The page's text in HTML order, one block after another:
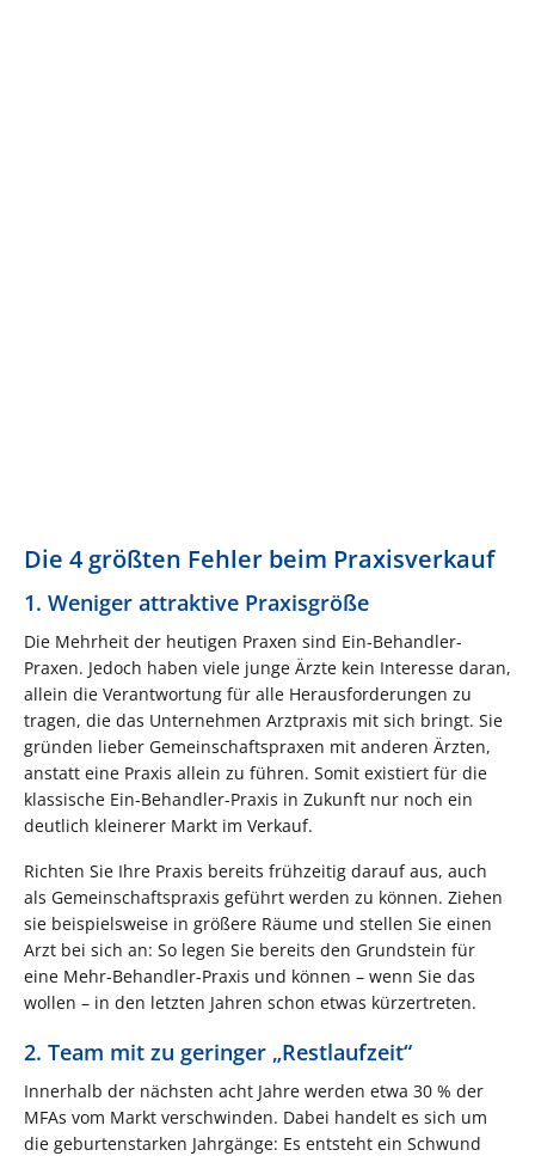
Die 4 größten Fehler beim Praxisverkauf
1. Weniger attraktive Praxisgröße
Die Mehrheit der heutigen Praxen sind Ein-Behandler-
Praxen. Jedoch haben viele junge Ärzte kein Interesse daran,
allein die Verantwortung für alle Herausforderungen zu
tragen, die das Unternehmen Arztpraxis mit sich bringt. Sie
gründen lieber Gemeinschaftspraxen mit anderen Ärzten,
anstatt eine Praxis allein zu führen. Somit existiert für die
klassische Ein-Behandler-Praxis in Zukunft nur noch ein
deutlich kleinerer Markt im Verkauf.
Richten Sie Ihre Praxis bereits frühzeitig darauf aus, auch
als Gemeinschaftspraxis geführt werden zu können. Ziehen
sie beispielsweise in größere Räume und stellen Sie einen
Arzt bei sich an: So legen Sie bereits den Grundstein für
eine Mehr-Behandler-Praxis und können – wenn Sie das
wollen – in den letzten Jahren schon etwas kürzertreten.
2. Team mit zu geringer „Restlaufzeit“
Innerhalb der nächsten acht Jahre werden etwa 30 % der
MFAs vom Markt verschwinden. Dabei handelt es sich um
die geburtenstarken Jahrgänge: Es entsteht ein Schwund